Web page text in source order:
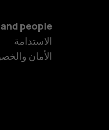
people
الاستدامة
الأمان